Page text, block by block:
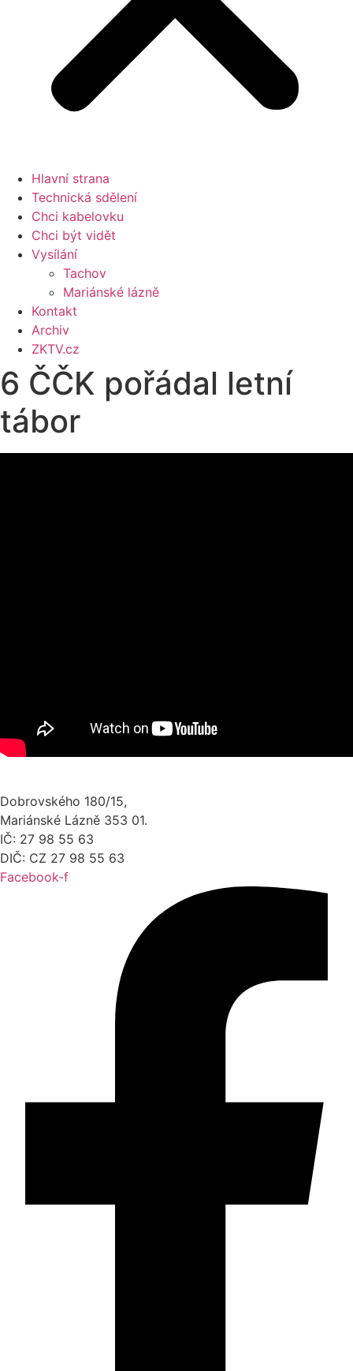
Hlavní strana
Technická sdělení
Chci kabelovku
Chci být vidět
Vysílání
Tachov
Mariánské lázně
Kontakt
Archiv
ZKTV.cz
6 ČČK pořádal letní
tábor
Dobrovského 180/15,
Mariánské Lázně 353 01.
IČ: 27 98 55 63
DIČ: CZ 27 98 55 63
Facebook-f